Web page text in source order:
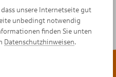
Comics
dass unsere Internetseite gut
unbedingt notwendig
finden Sie unten
Datenschutzhinweisen.